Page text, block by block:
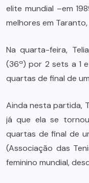
elite mundial –em
melhores em Taranto,
Na quarta-feira,
(36ª) por 2 sets a 1
quartas de final de
Ainda nesta partida,
já que ela se
quartas de final de
(Associação das
feminino mundial,